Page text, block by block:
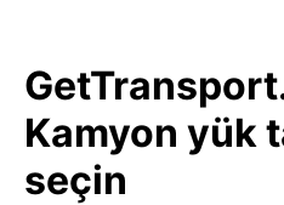
Kamyon yük
seçin